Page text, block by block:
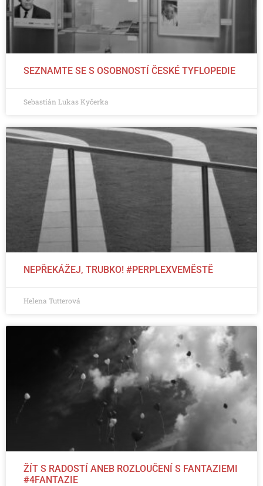
SEZNAMTE SE S OSOBNOSTÍ ČESKÉ TYFLOPEDIE
Sebastián Lukas Kyčerka
NEPŘEKÁŽEJ, TRUBKO! #PERPLEXVEMĚSTĚ
Helena Tutterová
ŽÍT S RADOSTÍ ANEB ROZLOUČENÍ S FANTAZIEMI
#4FANTAZIE